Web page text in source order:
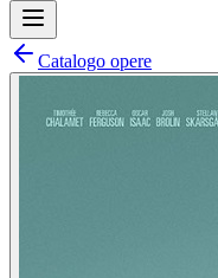
Catalogo opere